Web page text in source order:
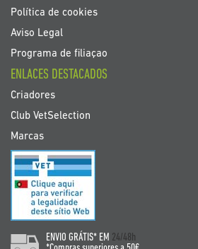
Política de cookies
Aviso Legal
Programa de filiaçao
ENLACES DESTACADOS
Criadores
Club VetSelection
Marcas
ENVIO GRÁTIS* EM 24/48h